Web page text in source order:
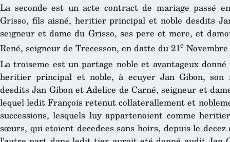
La seconde est un acte contract de mariage passé
Grisso, fils aisné, heritier principal et noble desdits
seigneur et dame du Grisso, ses pere et mere, et
René, seigneur de Trecesson, en datte du 21e Novembre
La troiseme est un partage noble et avantageux
heritier principal et noble, à ecuyer Jan Gibon, son
desdits Jan Gibon et Adelice de Carné, seigneur et
lequel ledit François retenut collaterallement et
successions, lesquels luy appartenoient comme
sœurs, qui etoient decedees sans hoirs, depuis le